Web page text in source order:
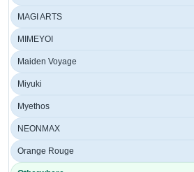
MAGI ARTS
MIMEYOI
Maiden Voyage
Miyuki
Myethos
NEONMAX
Orange Rouge